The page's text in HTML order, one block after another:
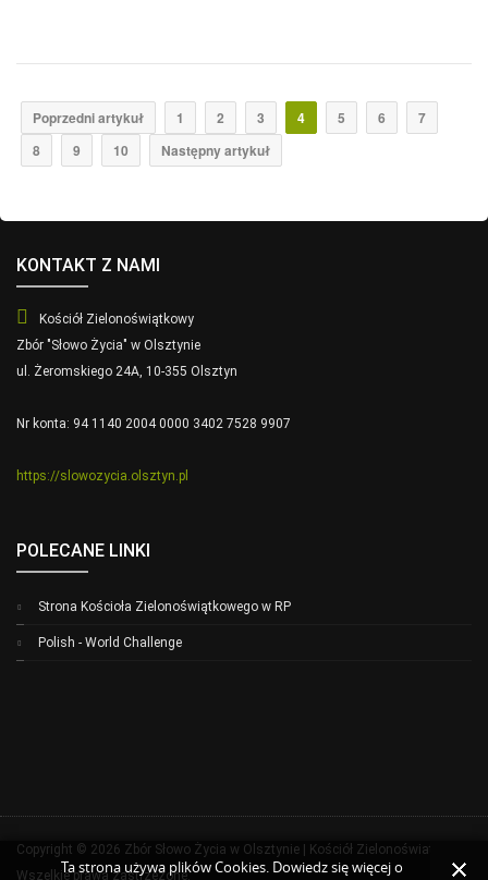
Poprzedni artykuł 1 2 3 4 5 6
7
8
9 10 Następny artykuł
KONTAKT Z NAMI
Kościół Zielonoświątkowy
Zbór "Słowo Życia" w Olsztynie
ul. Żeromskiego 24A, 10-355 Olsztyn
Nr konta: 94 1140 2004 0000 3402 7528 9907
https://slowozycia.olsztyn.pl
POLECANE LINKI
Strona Kościoła Zielonoświątkowego w RP
Polish - World Challenge
Copyright © 2026 Zbór Słowo Życia w Olsztynie | Kościół Zielonoświatkowy.
Wszelkie prawa zastrzeżone.
Ta strona używa plików Cookies. Dowiedz się więcej o